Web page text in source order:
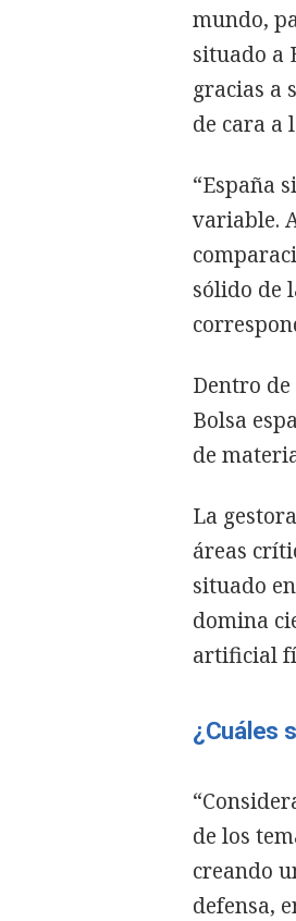
mundo,
situado a
gracias a
de cara a
“España
variable.
sólido de
Dentro
Bolsa
de
La
áreas
situado
domina
artificial
¿Cuáles
de los
creando
defensa,